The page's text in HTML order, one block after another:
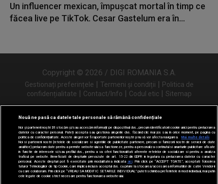
Un influencer mexican, împușcat mortal în timp ce
făcea live pe TikTok. Cesar Gastelum era în...
Copyright © 2026 / DIGI ROMANIA S.A.
Gestionați preferințele | Termeni și condiții | Politica de
confidențialitate | Contact/Info | Codul etic | Sitemap
Urmărește-ne și pe
Nouă ne pasă ca datele tale personale să rămână confidențiale
Noi și partenerii noștri31 stocăm și/sau accesăm informații pe dispozitivul dvs., precum identificatorii cookie unici pentru prelucrarea
datelor cu caracter personal. Puteți accepta sau gestiona alegerile dvs. făcând clic mai jos sau în orice moment, pe pagina cu
politica de confidențialitate. Aceste alegeri vor fi raportate partenerilor noștri și nu vă vor afecta navigarea.
Mai multe detalii
Noi si partenerii nostri (retelele de socializare si agentiile de publicitate partenere, precum si furnizorii nostri de servicii de date
analitice) prelucram date pentru a permite website-ului sa functioneze, pentru a personaliza continutul si anunturile publicitare afisate
in functie de interesele si/sau profilul dvs., pentru a va oferi functionalitati aferente retelelor de socializare si pentru a analiza
traficul pe website. Beneficiati de drepturile prevazute de art. 15-22 din GDPR in legatura cu prelucrarea datelor cu caracter
personal. Aceste drepturi pot fi exercitate prin modalitatea indicata aici. Prin click pe “ACCEPT TOATE”, acceptati folosirea
tuturor Tehnologiilor de tip Cookie, care implica inclusiv acceptul dvs. cu privire la stocarea/accesarea informatiilor de catre Vendor-ii
cu care colaboram. Prin click pe “VREAU SA MODIFIC SETARILE INDIVIDUAL” puteti schimba preferintele in mod individual, mai putin
cele legate de cookie strict necesare pentru functionarea website-ului.